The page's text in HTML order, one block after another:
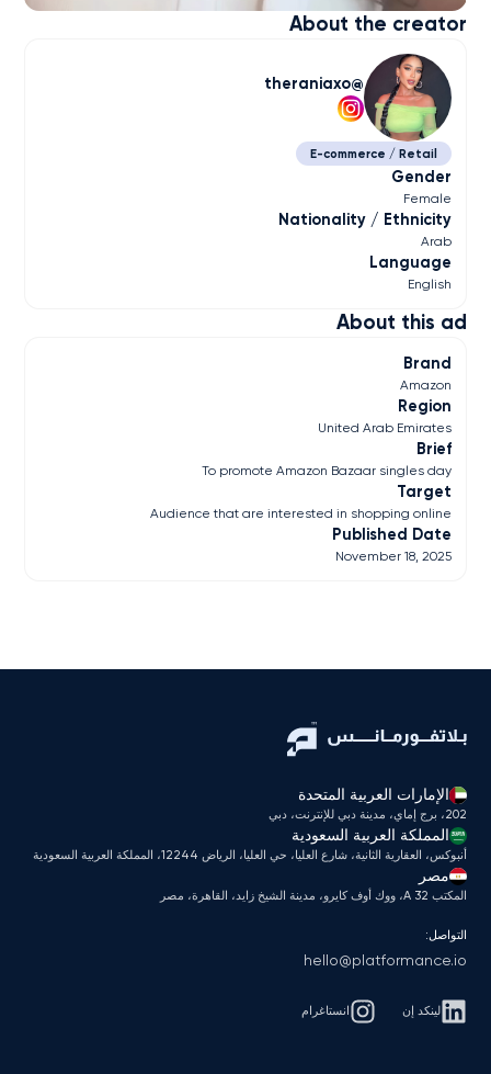
About this ad
Brand
Amazon
Region
United Arab Emirates
Brief
To promote Amazon Bazaar singles day
Target
Audience that are interested in shopping online
Published Date
November 18, 2025
About the creator
theraniaxo
E-commerce / Retail
Gender
Female
Nationality / Ethnicity
Arab
Language
English
الإمارات العربية المتحدة
202، برج إماي، مدينة دبي للإنترنت، دبي
المملكة العربية السعودية
أنبوكس، العقارية الثانية، شارع العليا، حي العليا، الرياض 12244، المملكة العربية السعودية
مصر
المكتب A 32، ووك أوف كايرو، مدينة الشيخ زايد، القاهرة، مصر
التواصل:
hello@platformance.io
لينكد إن انستاغرام